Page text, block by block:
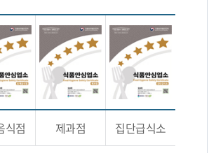
식점 제과점 집단급식소